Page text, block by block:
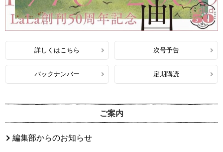
詳しくはこちら 次号予告
バックナンバー 定期購読
ご案内
編集部からのお知らせ